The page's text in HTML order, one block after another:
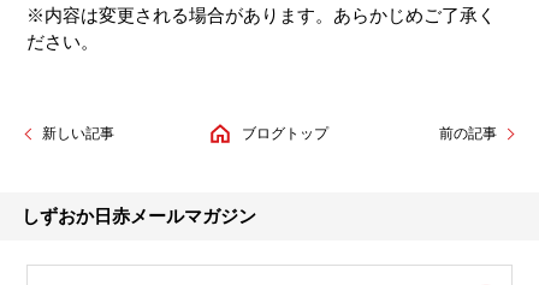
※内容は変更される場合があります。あらかじめご了承く
ださい。
新しい記事 ブログトップ 前の記事
しずおか日赤メールマガジン